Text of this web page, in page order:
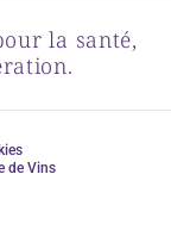
la santé,
de Vins